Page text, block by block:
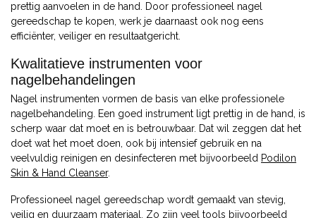
prettig aanvoelen in de hand. Door professioneel nagel
gereedschap te kopen, werk je daarnaast ook nog eens
efficiënter, veiliger en resultaatgericht.
Kwalitatieve instrumenten voor
nagelbehandelingen
Nagel instrumenten vormen de basis van elke professionele
nagelbehandeling. Een goed instrument ligt prettig in de hand, is
scherp waar dat moet en is betrouwbaar. Dat wil zeggen dat het
doet wat het moet doen, ook bij intensief gebruik en na
veelvuldig reinigen en desinfecteren met bijvoorbeeld Podilon
Skin & Hand Cleanser.
Professioneel nagel gereedschap wordt gemaakt van stevig,
veilig en duurzaam materiaal. Zo zijn veel tools bijvoorbeeld